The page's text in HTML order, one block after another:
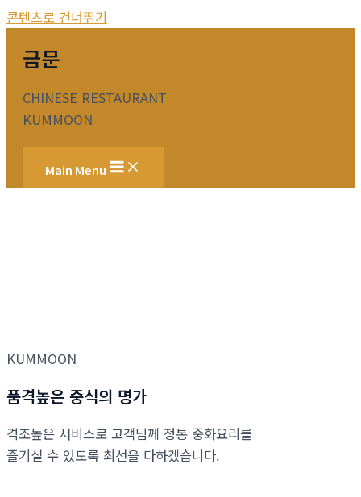
콘텐츠로 건너뛰기
금문
CHINESE RESTAURANT
KUMMOON
Main Menu
KUMMOON
품격높은 중식의 명가
격조높은 서비스로 고객님께 정통 중화요리를
즐기실 수 있도록 최선을 다하겠습니다.